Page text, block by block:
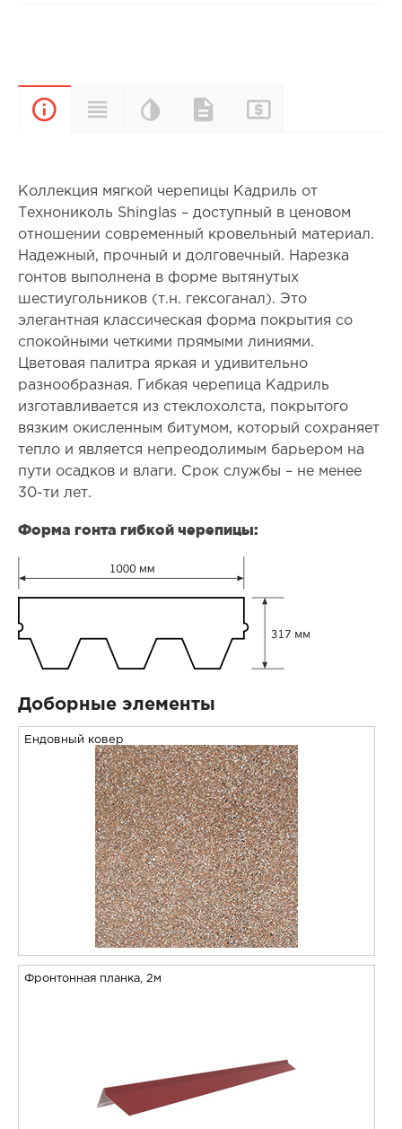
ОписаниеХарактеристики
Цветовая
палитра
Документы
Коллекция мягкой черепицы Кадриль от
Технониколь Shinglas – доступный в ценовом
отношении современный кровельный материал.
Надежный, прочный и долговечный. Нарезка
гонтов выполнена в форме вытянутых
шестиугольников (т.н. гексоганал). Это
элегантная классическая форма покрытия со
спокойными четкими прямыми линиями.
Цветовая палитра яркая и удивительно
разнообразная. Гибкая черепица Кадриль
изготавливается из стеклохолста, покрытого
вязким окисленным битумом, который сохраняет
тепло и является непреодолимым барьером на
пути осадков и влаги. Срок службы – не менее
30-ти лет.
Форма гонта гибкой черепицы:
Доборные элементы
Ендовный ковер
Фронтонная планка, 2м